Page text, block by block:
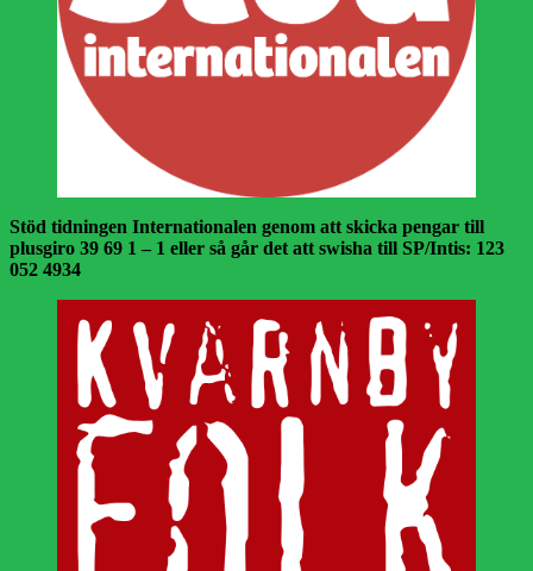
Stöd tidningen Internationalen genom att skicka pengar till
plusgiro 39 69 1 – 1 eller så går det att swisha till SP/Intis: 123
052 4934